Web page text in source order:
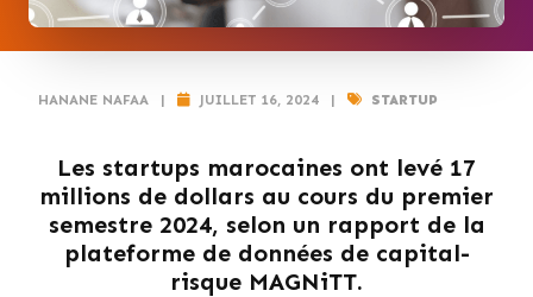
HANANE NAFAA | JUILLET 16, 2024 | STARTUP
Les startups marocaines ont levé 17
millions de dollars au cours du premier
semestre 2024, selon un rapport de la
plateforme de données de capital-
risque MAGNiTT.